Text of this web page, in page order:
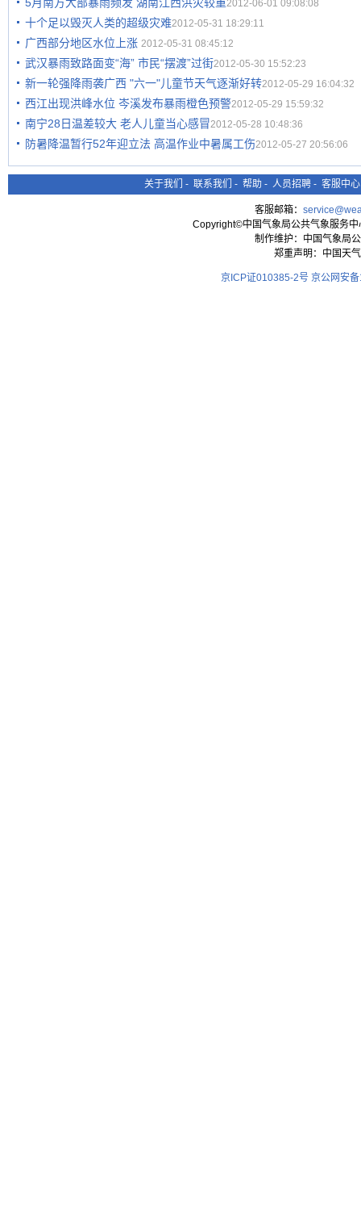
2012-06-01 09:08:08
十个足以毁灭人类的超级灾难2012-05-31 18:29:11
广西部分地区水位上涨 2012-05-31 08:45:12
武汉暴雨致路面变“海” 市民“摆渡”过街2012-05-30 15:52:23
新一轮强降雨袭广西 "六一"儿童节天气逐渐好转2012-05-29 16:04:32
西江出现洪峰水位 岑溪发布暴雨橙色预警2012-05-29 15:59:32
南宁28日温差较大 老人儿童当心感冒2012-05-28 10:48:36
防暑降温暂行52年迎立法 高温作业中暑属工伤2012-05-27 20:56:06
关于我们 - 联系我们 - 帮助 - 人员招聘 - 客服中心
客服邮箱：
Copyright©中国气象局公共气象服务
制作维护：中国气象局
郑重声明：中国天
京ICP证010385-2号 京公网安